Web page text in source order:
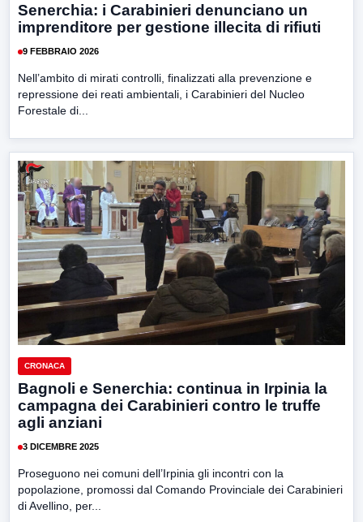
Senerchia: i Carabinieri denunciano un
imprenditore per gestione illecita di rifiuti
9 FEBBRAIO 2026
Nell’ambito di mirati controlli, finalizzati alla prevenzione e
repressione dei reati ambientali, i Carabinieri del Nucleo
Forestale di...
CRONACA
Bagnoli e Senerchia: continua in Irpinia la
campagna dei Carabinieri contro le truffe
agli anziani
3 DICEMBRE 2025
Proseguono nei comuni dell’Irpinia gli incontri con la
popolazione, promossi dal Comando Provinciale dei Carabinieri
di Avellino, per...